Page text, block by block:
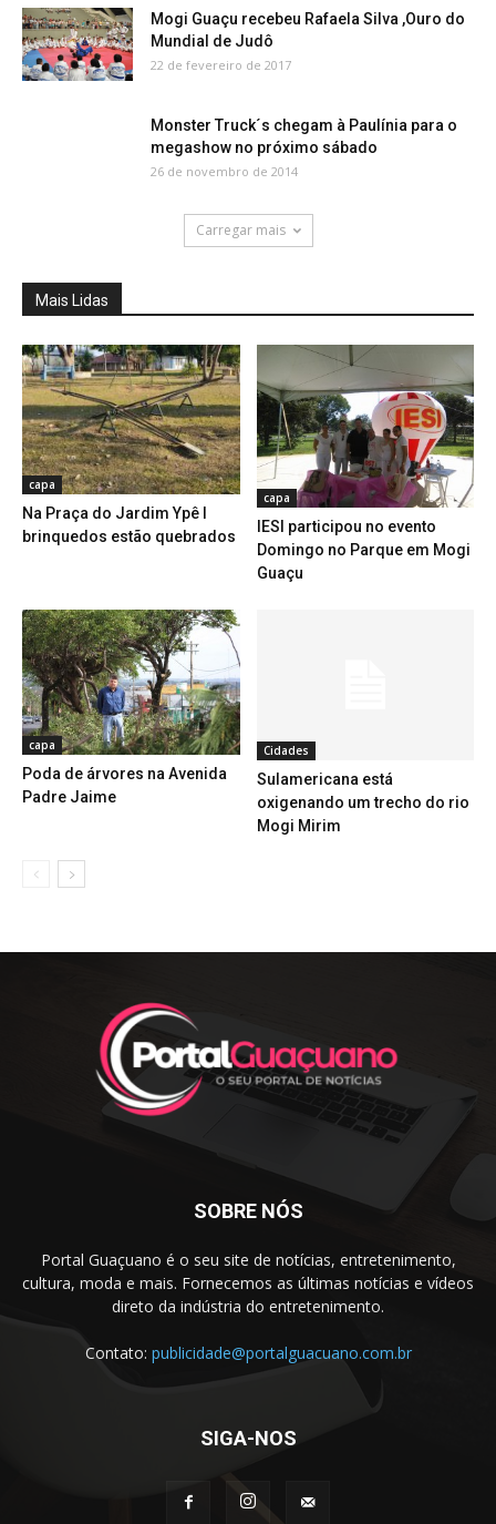
Mogi Guaçu recebeu Rafaela Silva ,Ouro do
Mundial de Judô
22 de fevereiro de 2017
Monster Truck´s chegam à Paulínia para o
megashow no próximo sábado
26 de novembro de 2014
Carregar mais
Mais Lidas
capa
Na Praça do Jardim Ypê I
brinquedos estão quebrados
capa
IESI participou no evento
Domingo no Parque em Mogi
Guaçu
capa
Poda de árvores na Avenida
Padre Jaime
Cidades
Sulamericana está
oxigenando um trecho do rio
Mogi Mirim
SOBRE NÓS
Portal Guaçuano é o seu site de notícias, entretenimento,
cultura, moda e mais. Fornecemos as últimas notícias e vídeos
direto da indústria do entretenimento.
Contato: publicidade@portalguacuano.com.br
SIGA-NOS